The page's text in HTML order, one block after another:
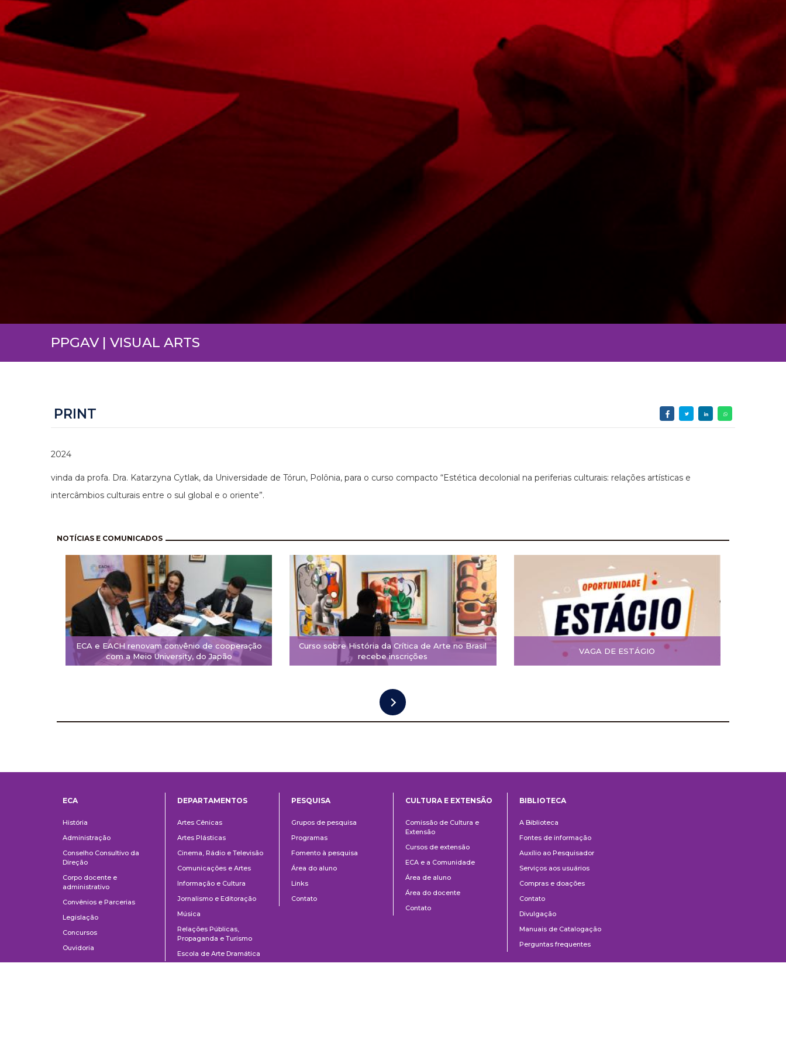
PPGAV | VISUAL ARTS
PRINT
2024
vinda da profa. Dra. Katarzyna Cytlak, da Universidade de Tórun, Polônia, para o curso compacto “Estética decolonial na periferias culturais: relações artísticas e
intercâmbios culturais entre o sul global e o oriente”.
NOTÍCIAS E COMUNICADOS
ECA e EACH renovam convênio de cooperação
com a Meio University, do Japão
Curso sobre História da Crítica de Arte no Brasil
recebe inscrições
VAGA DE ESTÁGIO
Pagination
ECA
História
Administração
Conselho Consultivo da
Direção
Corpo docente e
administrativo
Convênios e Parcerias
Legislação
Concursos
Ouvidoria
DEPARTAMENTOS
Artes Cênicas
Artes Plásticas
Cinema, Rádio e Televisão
Comunicações e Artes
Informação e Cultura
Jornalismo e Editoração
Música
Relações Públicas,
Propaganda e Turismo
Escola de Arte Dramática
PESQUISA
Grupos de pesquisa
Programas
Fomento à pesquisa
Área do aluno
Links
Contato
e
Extensão
CULTURA E EXTENSÃO
Comissão de Cultura e
Extensão
Cursos de extensão
ECA e a Comunidade
Área de aluno
Área do docente
Contato
BIBLIOTECA
A Biblioteca
Fontes de informação
Auxílio ao Pesquisador
Serviços aos usuários
Compras e doações
Contato
Divulgação
Manuais de Catalogação
Perguntas frequentes